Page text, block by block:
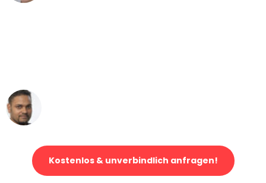
Kostenlos & unverbindlich anfragen!